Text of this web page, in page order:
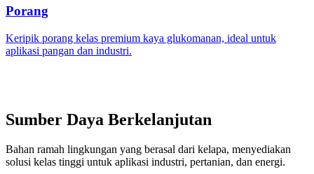
Porang
Keripik porang kelas premium kaya glukomanan, ideal untuk
aplikasi pangan dan industri.
Sumber Daya Berkelanjutan
Bahan ramah lingkungan yang berasal dari kelapa, menyediakan
solusi kelas tinggi untuk aplikasi industri, pertanian, dan energi.